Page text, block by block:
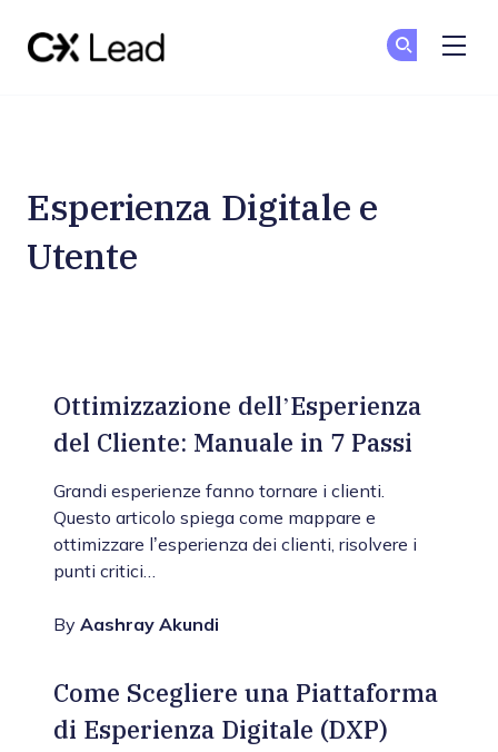
Esperienza Digitale e
Utente
Ottimizzazione dell’Esperienza
del Cliente: Manuale in 7 Passi
Grandi esperienze fanno tornare i clienti.
Questo articolo spiega come mappare e
ottimizzare l’esperienza dei clienti, risolvere i
punti critici…
By Aashray Akundi
Come Scegliere una Piattaforma
di Esperienza Digitale (DXP)